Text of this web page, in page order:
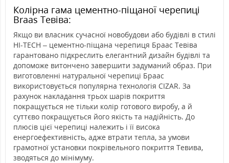
Колірна гама цементно-піщаної черепиці
Braas Тевіва:
Якщо ви власник сучасної новобудови або будівлі в стилі
HI-TECH – цементно-піщана черепиця Браас Тевіва
гарантовано підкреслить елегантний дизайн будівлі та
допоможе витончено завершити задуманий образ. При
виготовленні натуральної черепиці Браас
використовується популярна технологія CIZAR. За
рахунок накладання трьох шарів покриття
покращується не тільки колір готового виробу, а й
суттєво покращується його якість та надійність. До
плюсів цієї черепиці належить і її висока
енергоефективність, адже втрати тепла, за умови
грамотної установки покрівельного покриття Тевива,
зводяться до мінімуму.